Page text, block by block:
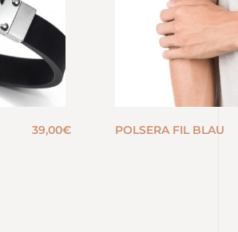
39,00€ POLSERA FIL BLAU